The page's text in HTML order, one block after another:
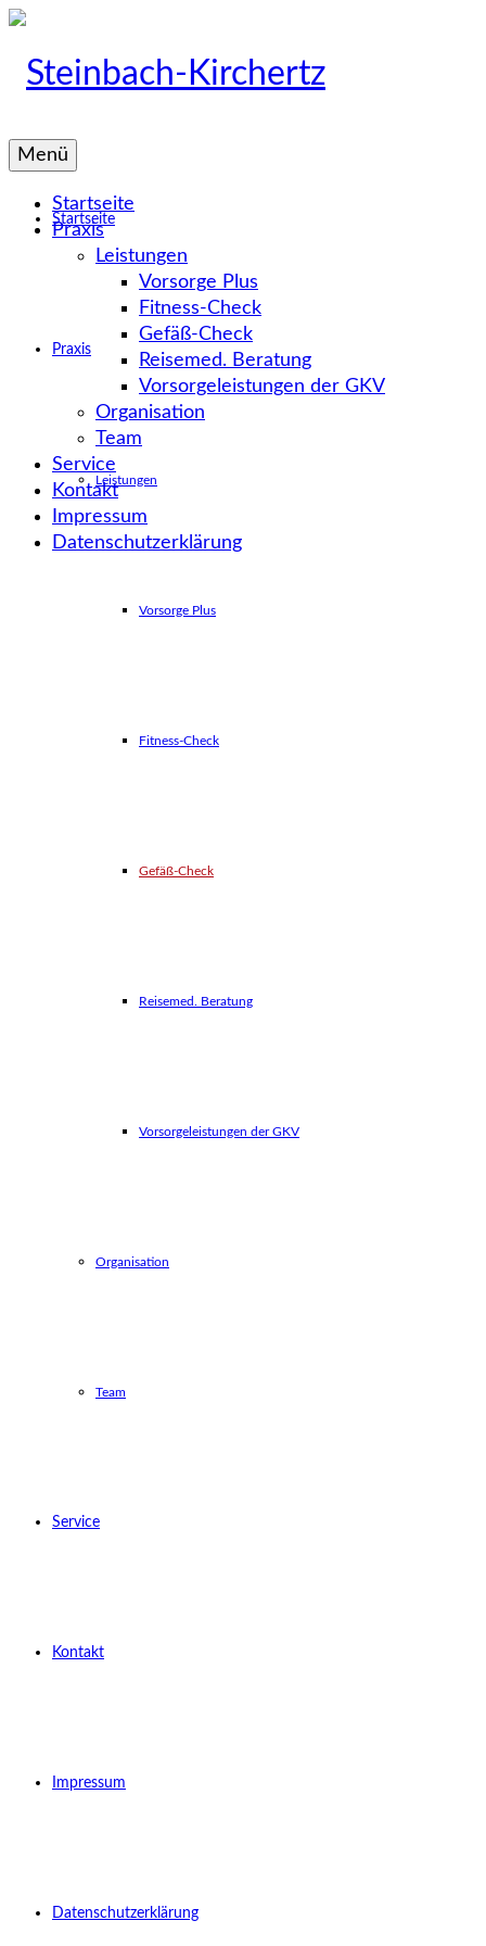
Startseite
Praxis
Leistungen
Vorsorge Plus
Fitness-Check
Gefäß-Check
Reisemed. Beratung
Vorsorgeleistungen der GKV
Organisation
Team
Service
Kontakt
Impressum
Datenschutzerklärung
Menü
Startseite
Praxis
Leistungen
Vorsorge Plus
Fitness-Check
Gefäß-Check
Reisemed. Beratung
Vorsorgeleistungen der GKV
Organisation
Team
Service
Kontakt
Impressum
Datenschutzerklärung